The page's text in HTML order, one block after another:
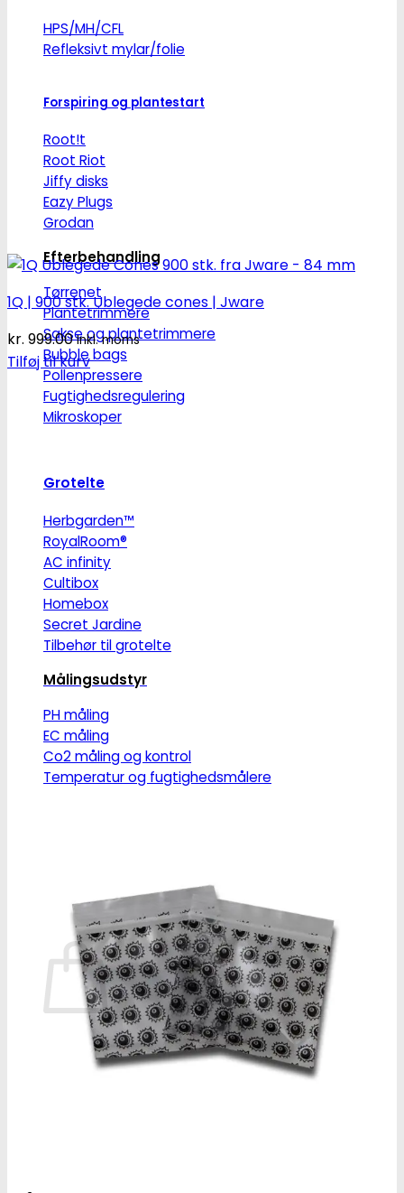
HPS/MH/CFL
Refleksivt mylar/folie
Forspiring og plantestart
Root!t
Root Riot
Jiffy disks
Eazy Plugs
Grodan
Efterbehandling
Tørrenet
Plantetrimmere
Sakse og plantetrimmere
Bubble bags
Pollenpressere
Fugtighedsregulering
Mikroskoper
Grotelte
Herbgarden™
RoyalRoom®
AC infinity
Cultibox
Homebox
Secret Jardine
Tilbehør til grotelte
Målingsudstyr
PH måling
EC måling
Co2 måling og kontrol
Temperatur og fugtighedsmålere
Tape og fastgørelse
Kurv
Ingen produkter i kurven.
1Q | 900 stk. Ublegede cones | Jware
kr. 999.00 Inkl. moms
Tilføj til kurv